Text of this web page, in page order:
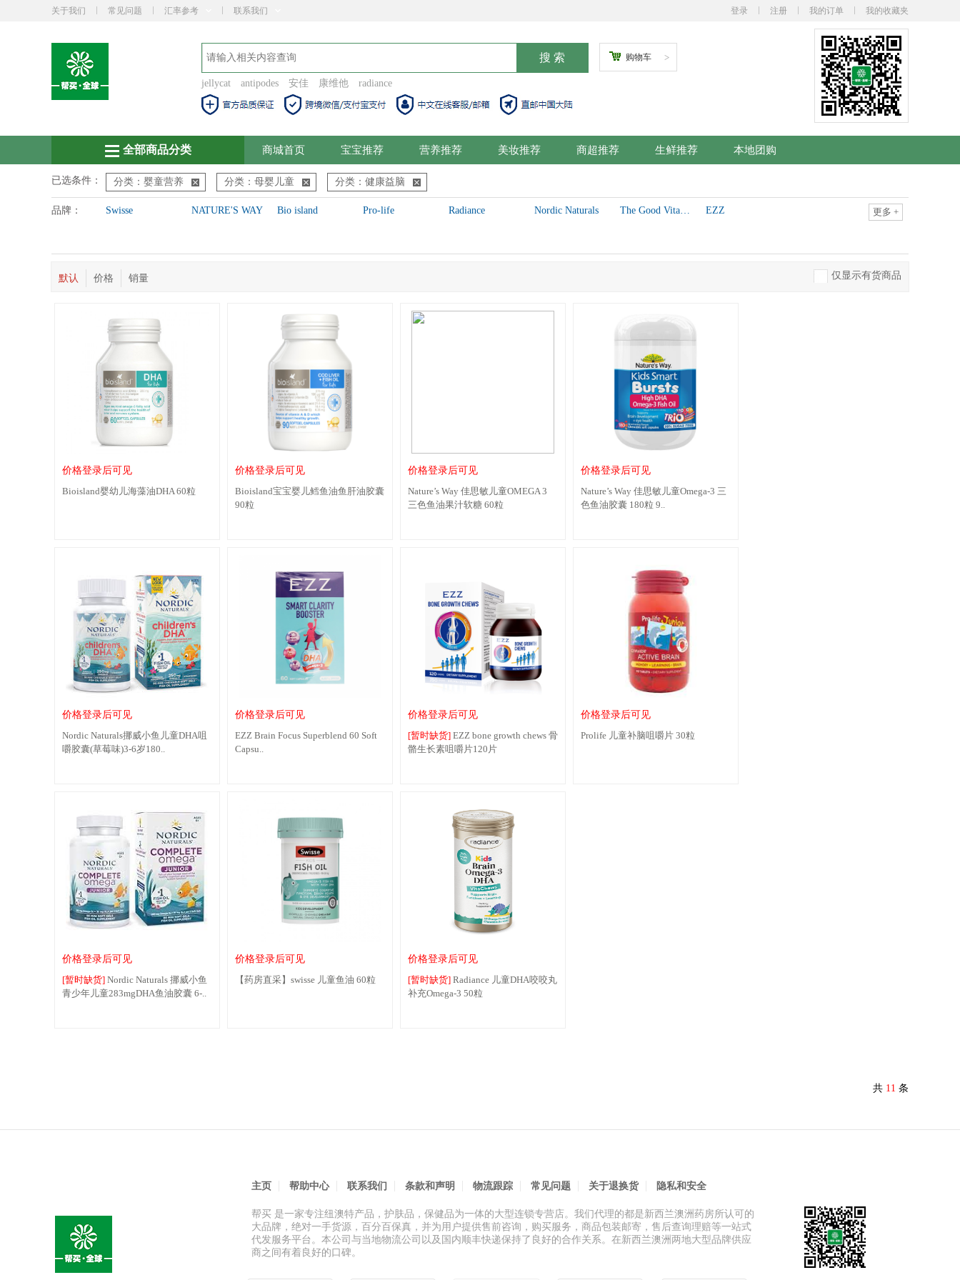
关于我们 常见问题 汇率参考 联系我们 登录 注册 我的订单 我的收藏夹
jellycat antipodes 安佳 康维他 radiance
>
购物车
全部商品分类 商城首页 宝宝推荐 营养推荐 美妆推荐 商超推荐 生鲜推荐 本地团购
已选条件： 分类：婴童营养 分类：母婴儿童 分类：健康益脑
品牌： Swisse NATURE'S WAY Bio island Pro-life Radiance Nordic Naturals The Good Vitamin CO EZZ 更多 +
默认 价格 销量 仅显示有货商品
价格登录后可见
Bioisland婴幼儿海藻油DHA 60粒
价格登录后可见
Bioisland宝宝婴儿鳕鱼油鱼肝油胶囊
90粒
价格登录后可见
Nature’s Way 佳思敏儿童OMEGA 3
三色鱼油果汁软糖 60粒
价格登录后可见
Nature’s Way 佳思敏儿童Omega-3 三
色鱼油胶囊 180粒 9..
价格登录后可见
Nordic Naturals挪威小鱼儿童DHA咀
嚼胶囊(草莓味)3-6岁180..
价格登录后可见
EZZ Brain Focus Superblend 60 Soft
Capsu..
价格登录后可见
[暂时缺货] EZZ bone growth chews 骨
骼生长素咀嚼片120片
价格登录后可见
Prolife 儿童补脑咀嚼片 30粒
价格登录后可见
[暂时缺货] Nordic Naturals 挪威小鱼
青少年儿童283mgDHA鱼油胶囊 6-..
价格登录后可见
【药房直采】swisse 儿童鱼油 60粒
价格登录后可见
[暂时缺货] Radiance 儿童DHA咬咬丸
补充Omega-3 50粒
共 11 条
主页 帮助中心 联系我们 条款和声明 物流跟踪 常见问题 关于退换货 隐私和安全
帮买 是一家专注纽澳特产品，护肤品，保健品为一体的大型连锁专营店。我们代理的都是新西兰澳洲药房所认可的
大品牌，绝对一手货源，百分百保真，并为用户提供售前咨询，购买服务，商品包装邮寄，售后查询理赔等一站式
代发服务平台。本公司与当地物流公司以及国内顺丰快递保持了良好的合作关系。在新西兰澳洲两地大型品牌供应
商之间有着良好的口碑。